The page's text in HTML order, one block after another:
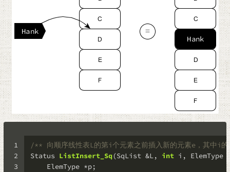
1
2
3
/** 向顺序线性表L的第i个元素之前插入新的元素e，其
Status ListInsert_Sq(SqList &L, int i, ElemType
    ElemType *p;